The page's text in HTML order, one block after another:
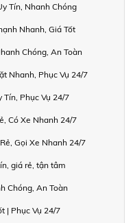
Tín, Nhanh Chóng
Nhanh, Giá Tốt
Chóng, An Toàn
Nhanh, Phục Vụ 24/7
Tín, Phục Vụ 24/7
Có Xe Nhanh 24/7
Gọi Xe Nhanh 24/7
giá rẻ, tận tâm
Chóng, An Toàn
| Phục Vụ 24/7